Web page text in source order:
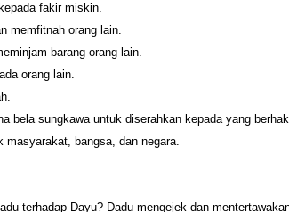
fakir miskin.
memfitnah orang lain.
barang orang lain.
orang lain.
bela sungkawa untuk diserahkan kepada yang
masyarakat, bangsa, dan negara.
terhadap Dayu? Dadu mengejek dan